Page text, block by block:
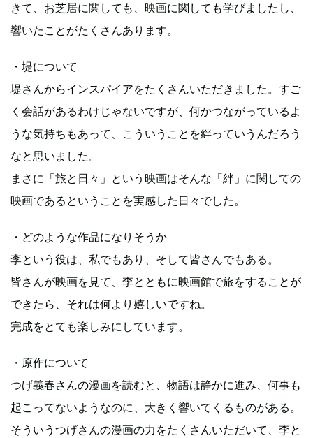
きて、お芝居に関しても、映画に関しても学びましたし、
響いたことがたくさんあります。
・堤について
堤さんからインスパイアをたくさんいただきました。すご
く会話があるわけじゃないですが、何かつながっているよ
うな気持ちもあって、こういうことを絆っていうんだろう
なと思いました。
まさに「旅と日々」という映画はそんな「絆」に関しての
映画であるということを実感した日々でした。
・どのような作品になりそうか
李という役は、私でもあり、そして皆さんでもある。
皆さんが映画を見て、李とともに映画館で旅をすることが
できたら、それは何より嬉しいですね。
完成をとても楽しみにしています。
・原作について
つげ義春さんの漫画を読むと、物語は静かに進み、何事も
起こってないようなのに、大きく響いてくるものがある。
そういうつげさんの漫画の力をたくさんいただいて、李と